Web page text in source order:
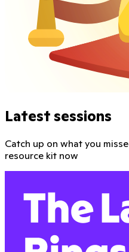
Latest sessions
Catch up on what you
resource kit now